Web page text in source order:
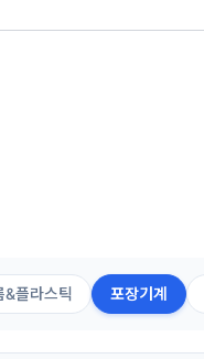
&플라스틱 포장기계